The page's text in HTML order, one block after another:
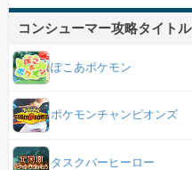
コンシューマー攻略タイト
ぽこあポケモン
ポケモンチャンピオンズ
タスクバーヒーロー